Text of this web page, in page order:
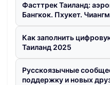
Фасттрек Таиланд:
Бангкок. Пхукет.
Как заполнить
Таиланд 2025
Русскоязычные
поддержку и новых